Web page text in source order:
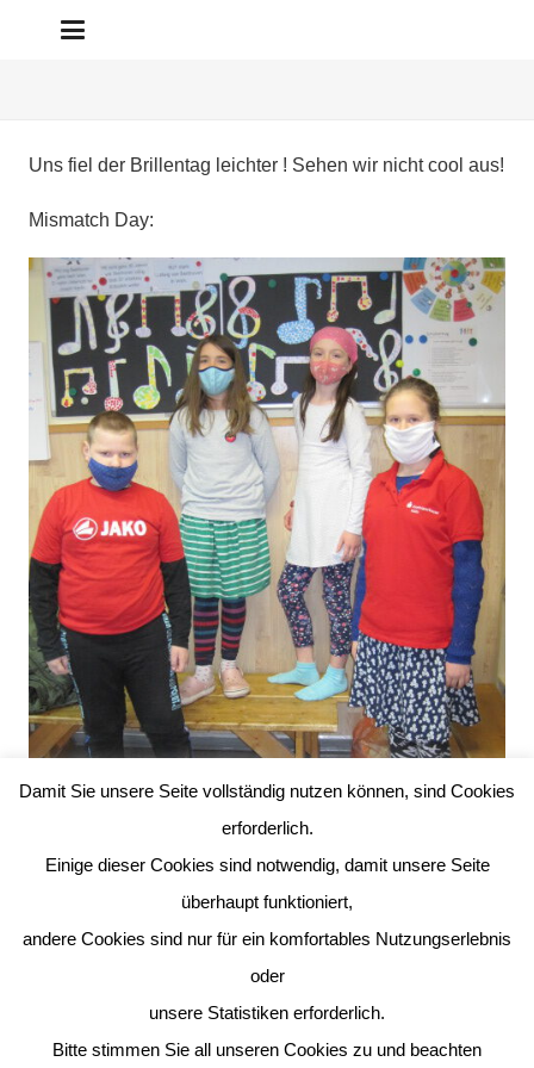
Uns fiel der Brillentag leichter ! Sehen wir nicht cool aus!
Mismatch Day:
Glasses Day:
Damit Sie unsere Seite vollständig nutzen können, sind Cookies
erforderlich.
Einige dieser Cookies sind notwendig, damit unsere Seite
überhaupt funktioniert,
andere Cookies sind nur für ein komfortables Nutzungserlebnis
oder
unsere Statistiken erforderlich.
Bitte stimmen Sie all unseren Cookies zu und beachten